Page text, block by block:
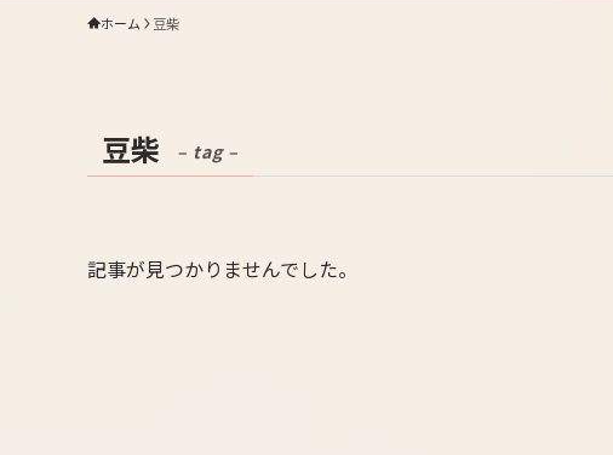
ホーム 豆柴
豆柴 – tag –
記事が見つかりませんでした。